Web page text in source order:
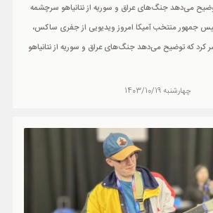
توضیح می‌دهد جنگ‌های عراق و سوریه از نتانیاهو سرچشمه
جمهور منتخب آمیکا امروز ویدیویی از جفری ساکس،
کرد که توضیح می‌دهد جنگ‌های عراق و سوریه از نتانیاهو
چهارشنبه 1403/10/19